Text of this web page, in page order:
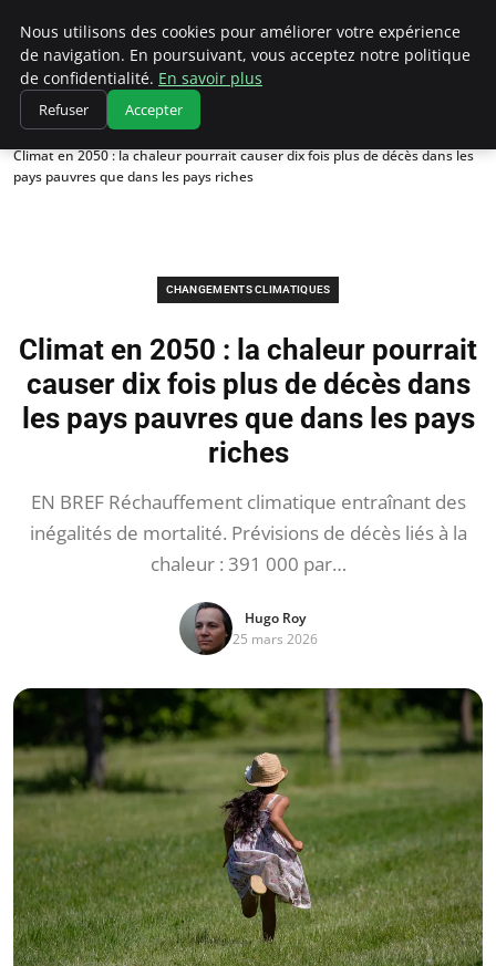
Climatedebtagents
Accueil
Changements climatiques
Climat en 2050 : la chaleur pourrait causer dix fois plus de décès dans les
pays pauvres que dans les pays riches
CHANGEMENTS CLIMATIQUES
Climat en 2050 : la chaleur pourrait
causer dix fois plus de décès dans
les pays pauvres que dans les pays
riches
EN BREF Réchauffement climatique entraînant des
inégalités de mortalité. Prévisions de décès liés à la
chaleur : 391 000 par…
Hugo Roy
25 mars 2026
Nous utilisons des cookies pour améliorer votre expérience
de navigation. En poursuivant, vous acceptez notre politique
de confidentialité. En savoir plus
Refuser Accepter